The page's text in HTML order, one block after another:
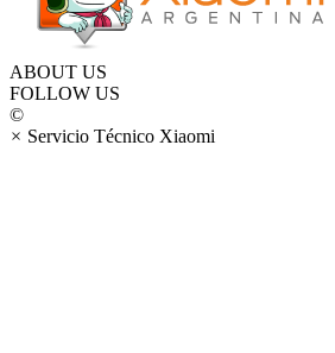
ABOUT US
FOLLOW US
©
× Servicio Técnico Xiaomi